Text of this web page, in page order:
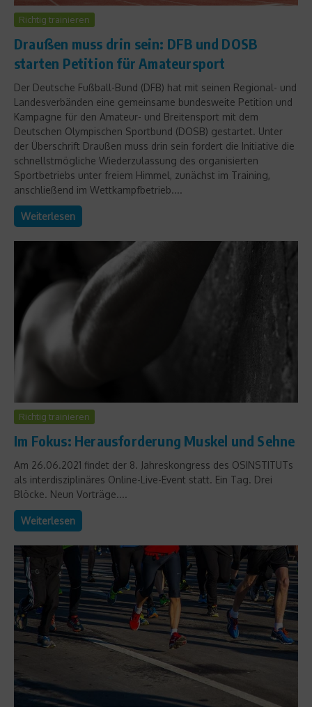
Richtig trainieren
Draußen muss drin sein: DFB und DOSB
starten Petition für Amateursport
Der Deutsche Fußball-Bund (DFB) hat mit seinen Regional- und
Landesverbänden eine gemeinsame bundesweite Petition und
Kampagne für den Amateur- und Breitensport mit dem
Deutschen Olympischen Sportbund (DOSB) gestartet. Unter
der Überschrift Draußen muss drin sein fordert die Initiative die
schnellstmögliche Wiederzulassung des organisierten
Sportbetriebs unter freiem Himmel, zunächst im Training,
anschließend im Wettkampfbetrieb....
Weiterlesen
Richtig trainieren
Im Fokus: Herausforderung Muskel und Sehne
Am 26.06.2021 findet der 8. Jahreskongress des OSINSTITUTs
als interdisziplinäres Online-Live-Event statt. Ein Tag. Drei
Blöcke. Neun Vorträge....
Weiterlesen